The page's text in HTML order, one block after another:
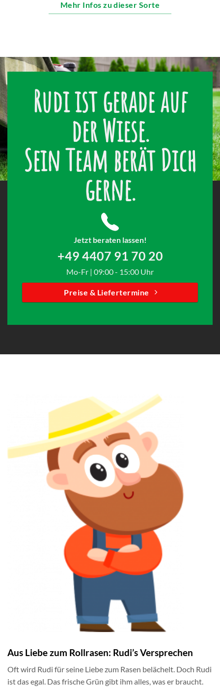
Mehr Infos zu dieser Sorte
Rudi ist gerade auf
der Wiese.
Sein Team berät Dich
gerne.
Jetzt beraten lassen!
+49 4407 91 70 20
Mo-Fr | 09:00 - 15:00 Uhr
Preise & Liefertermine
Aus Liebe zum Rollrasen: Rudi’s Versprechen
Oft wird Rudi für seine Liebe zum Rasen belächelt. Doch Rudi
ist das egal. Das frische Grün gibt ihm alles, was er braucht.